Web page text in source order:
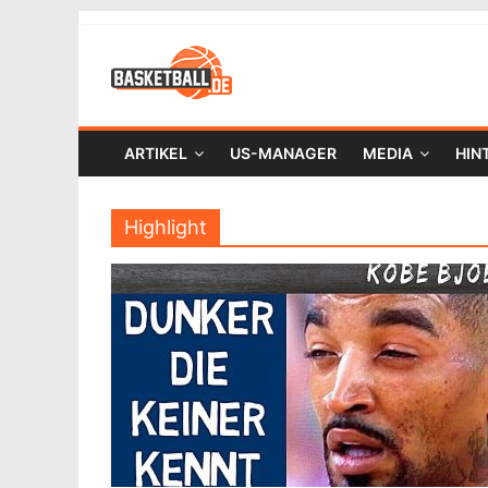
ARTIKEL US-MANAGER MEDIA
Highlight